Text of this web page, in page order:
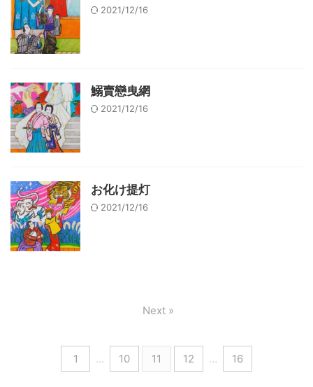
2021/12/16
鰯賣戀曳網
2021/12/16
お化け提灯
2021/12/16
1 … 10 11 12 … 16
Next »